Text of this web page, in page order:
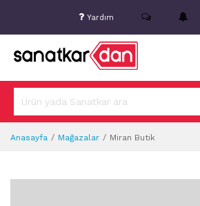
Yardım
Anasayfa Mağazalar Miran Butik